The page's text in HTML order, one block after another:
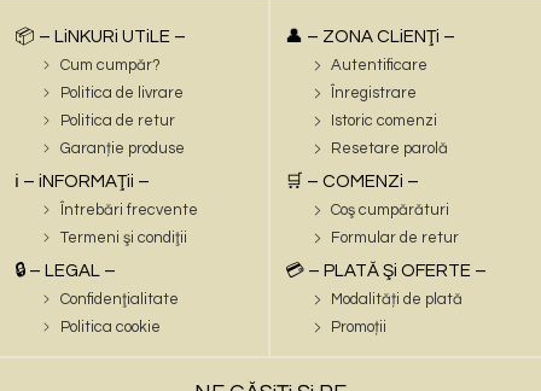
📦 – LiNKURi UTiLE –
Cum cumpăr?
Politica de livrare
Politica de retur
Garanție produse
ℹ️ – iNFORMAŢii –
Întrebări frecvente
Termeni şi condiţii
🔒 – LEGAL –
Confidenţialitate
Politica cookie
👤 – ZONA CLiENŢi –
Autentificare
Înregistrare
Istoric comenzi
Resetare parolă
🛒 – COMENZi –
Coş cumpărături
Formular de retur
💳 – PLATĂ Şi OFERTE –
Modalități de plată
Promoții